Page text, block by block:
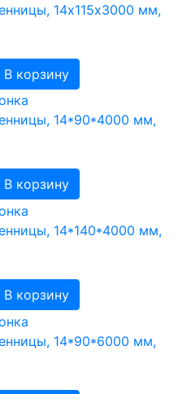
14х115х3000 мм,
В корзину
14*90*4000 мм,
В корзину
14*140*4000 мм,
В корзину
14*90*6000 мм,